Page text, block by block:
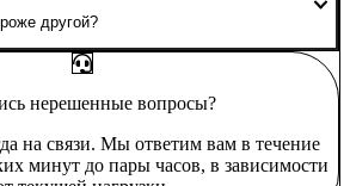
выполнения, тогда средства
другой?
аккаунтов: бот-аккаунты стоят
массовых репостов, а живые
и активностью обеспечивают лучший
нерешенные вопросы?
на связи. Мы ответим вам в течение
минут до пары часов, в зависимости